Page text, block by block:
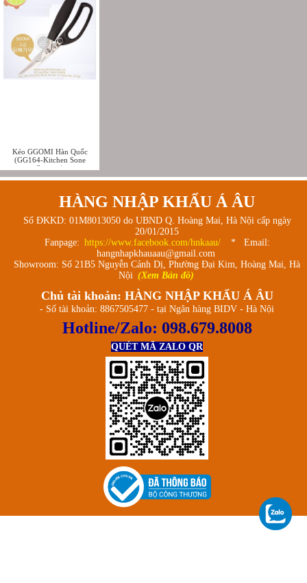
Kéo GGOMI Hàn Quốc
(GG164-Kitchen Sone
Scissors)
HÀNG NHẬP KHẨU Á ÂU
Số ĐKKD: 01M8013050 do UBND Q. Hoàng Mai, Hà Nội cấp ngày
20/01/2015
Fanpage: https://www.facebook.com/hnkaau/
* Email:
hangnhapkhauaau@gmail.com
Showroom: Số 21B5 Nguyễn Cảnh Dị, Phường Đại Kim, Hoàng Mai, Hà
Nội (Xem Bản đồ)
Chủ tài khoản: HÀNG NHẬP KHẨU Á ÂU
- Số tài khoản: 8867505477 - tại Ngân hàng BIDV - Hà Nội
Hotline/Zalo: 098.679.8008
QUÉT MÃ ZALO QR